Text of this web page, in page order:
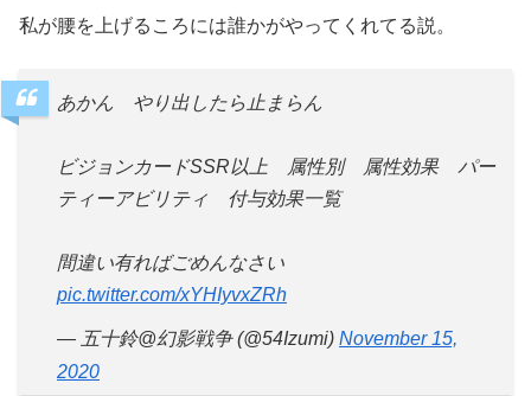
私が腰を上げるころには誰かがやってくれてる説。
あかん やり出したら止まらん
ビジョンカードSSR以上 属性別 属性効果 パー
ティーアビリティ 付与効果一覧
間違い有ればごめんなさい
pic.twitter.com/xYHIyvxZRh
— 五十鈴@幻影戦争 (@54Izumi) November 15,
2020